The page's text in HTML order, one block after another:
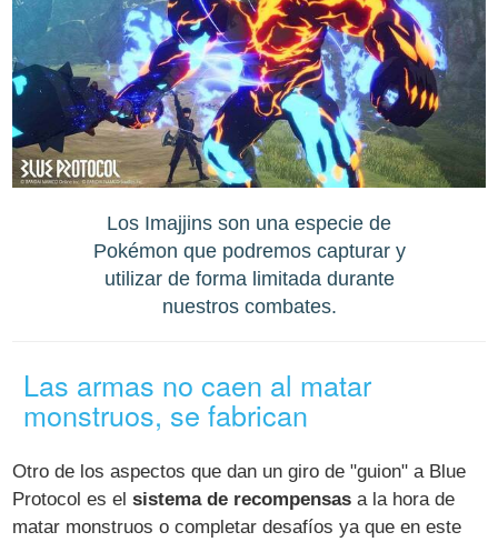
Los Imajjins son una especie de
Pokémon que podremos capturar y
utilizar de forma limitada durante
nuestros combates.
Las armas no caen al matar
monstruos, se fabrican
Otro de los aspectos que dan un giro de "guion" a Blue
Protocol es elsistema de recompensas a la hora de
matar monstruos o completar desafíos ya que en este